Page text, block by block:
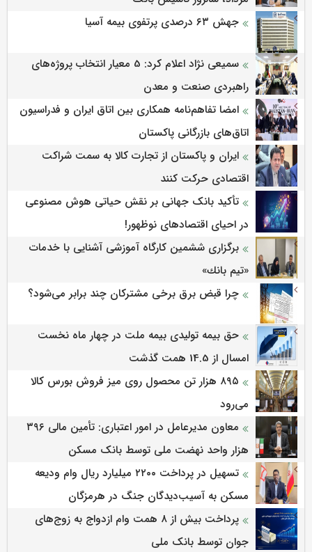
جهش ۶۳ درصدی پرتفوی بیمه آسیا
سمیعی‌ نژاد اعلام کرد: 5 معیار انتخاب پروژه‌های
راهبردی صنعت و معدن
امضا تفاهم‌نامه همکاری بین اتاق ایران و فدراسیون
اتاق‌های بازرگانی پاکستان
ایران و پاکستان از تجارت کالا به سمت شراکت
اقتصادی حرکت کنند
تأکید بانک جهانی بر نقش حیاتی هوش مصنوعی
در احیای اقتصادهای نوظهور!
برگزاری ششمین كارگاه آموزشی آشنایی با خدمات
«تیم بانك»
چرا قبض برق برخی مشترکان چند برابر می‌شود؟
حق بیمه تولیدی بیمه ملت در چهار ماه نخست
امسال از 14.5 همت گذشت
۸۹۵ هزار تن محصول روی میز فروش بورس کالا
می‌‌رود
معاون مدیرعامل در امور اعتباری: تأمین مالی ۳۹۶
هزار واحد نهضت ملی توسط بانک مسکن
تسهیل در پرداخت ۲۲۰۰ میلیارد ریال وام ودیعه
مسکن به آسیب‌دیدگان جنگ در هرمزگان
پرداخت بیش از ۸ همت وام ازدواج به زوج‌های
جوان توسط بانک ملی